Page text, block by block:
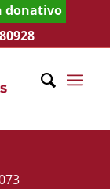
donativo